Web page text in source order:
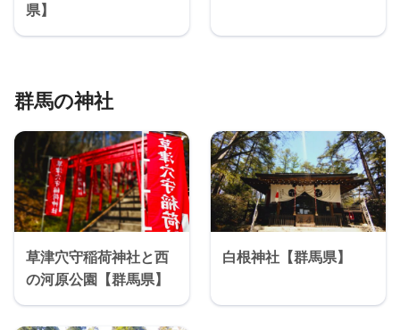
県】
群馬の神社
草津穴守稲荷神社と西
の河原公園【群馬県】
白根神社【群馬県】